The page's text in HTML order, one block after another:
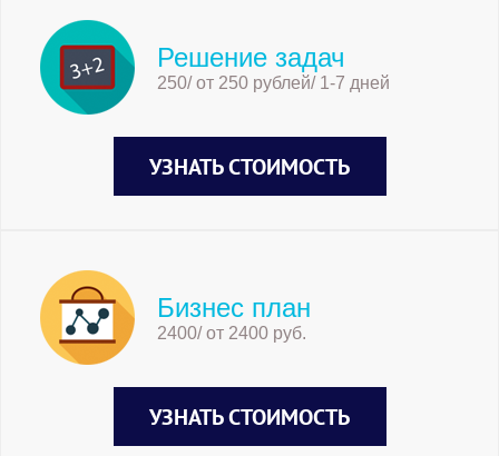
Решение задач
250/ от 250 рублей/ 1-7 дней
УЗНАТЬ СТОИМОСТЬ
Бизнес план
2400/ от 2400 руб.
УЗНАТЬ СТОИМОСТЬ